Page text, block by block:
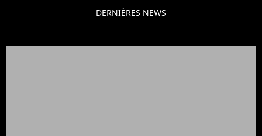
DERNIÈRES NEWS